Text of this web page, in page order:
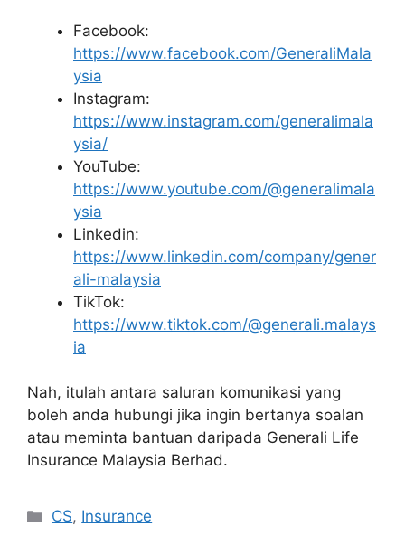
Facebook:
https://www.facebook.com/GeneraliMala
ysia
Instagram:
https://www.instagram.com/generalimala
ysia/
YouTube:
https://www.youtube.com/@generalimala
ysia
Linkedin:
https://www.linkedin.com/company/gener
ali-malaysia
TikTok:
https://www.tiktok.com/@generali.malays
ia
Nah, itulah antara saluran komunikasi yang
boleh anda hubungi jika ingin bertanya soalan
atau meminta bantuan daripada Generali Life
Insurance Malaysia Berhad.
Categories
CS, Insurance